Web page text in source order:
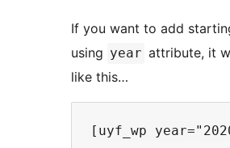
If you want to add
using year attribute, it
like this…